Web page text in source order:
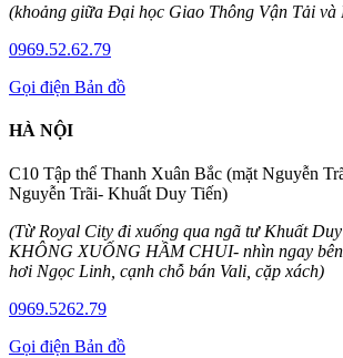
(khoảng giữa Đại học Giao Thông Vận Tải và
0969.52.62.79
Gọi điện Bản đồ
HÀ NỘI
C10 Tập thể Thanh Xuân Bắc (mặt Nguyễn
Nguyễn Trãi- Khuất Duy Tiến)
(Từ Royal City đi xuống qua ngã tư Khuất
KHÔNG XUỐNG HẦM CHUI- nhìn ngay
hơi Ngọc Linh, cạnh chỗ bán Vali, cặp xách)
0969.5262.79
Gọi điện Bản đồ